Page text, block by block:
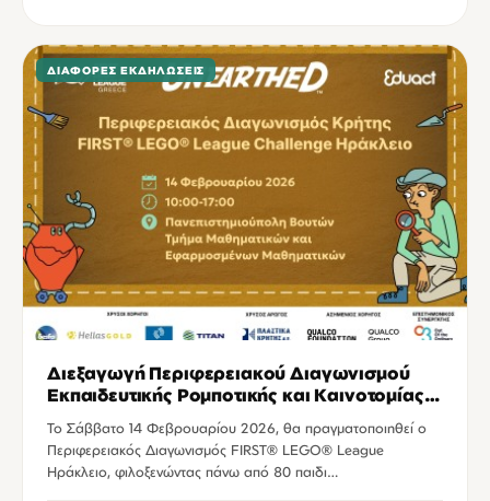
ΔΙΆΦΟΡΕΣ ΕΚΔΗΛΏΣΕΙΣ
Διεξαγωγή Περιφερειακού Διαγωνισμού
Εκπαιδευτικής Ρομποτικής και Καινοτομίας
FIRST® LEGO® League Ηράκλειο
Το Σάββατο 14 Φεβρουαρίου 2026, θα πραγματοποιηθεί ο
Περιφερειακός Διαγωνισμός FIRST® LEGO® League
Ηράκλειο, φιλοξενώντας πάνω από 80 παιδι…